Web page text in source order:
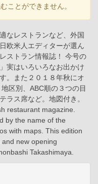
ことができません。
なレストランなど、外国
欧米人エディターが選ん
ストラン情報誌！ 今号の
実はいろいろなお出かけ
。また２０１８年秋にオ
区別、ABC順の３つの目
ラス席など。地図付き。
restaurant magazine.
by the name of the
with maps. This edition
new opening
Takashimaya.